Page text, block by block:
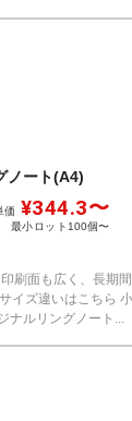
ノート(A4)
価 ¥344.3〜
最小ロット 100個〜
刷面も広く、長期
ナルリングノート...